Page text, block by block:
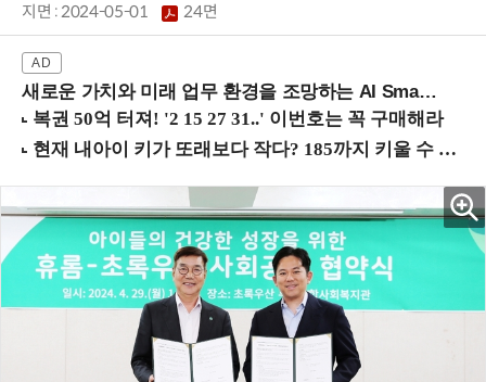
지면 :2024-05-01 24면
새로운 가치와 미래 업무 환경을 조망하는 AI Smart Work Summit 2026 (9/11 코엑스)